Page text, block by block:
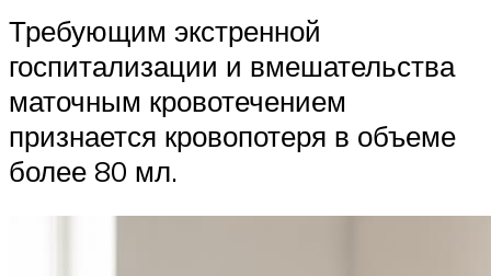
Требующим экстренной
госпитализации и вмешательства
маточным кровотечением
признается кровопотеря в объеме
более 80 мл.